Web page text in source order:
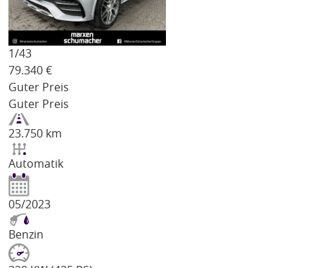
1/43
79.340 €
Guter Preis
Guter Preis
23.750 km
Automatik
05/2023
Benzin